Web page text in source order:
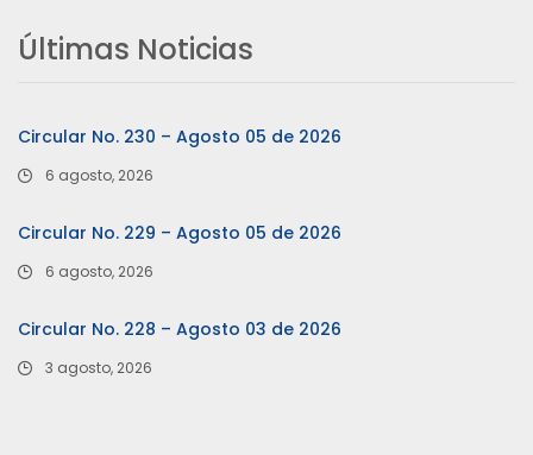
Últimas Noticias
Circular No. 230 – Agosto 05 de 2026
6 agosto, 2026
Circular No. 229 – Agosto 05 de 2026
6 agosto, 2026
Circular No. 228 – Agosto 03 de 2026
3 agosto, 2026